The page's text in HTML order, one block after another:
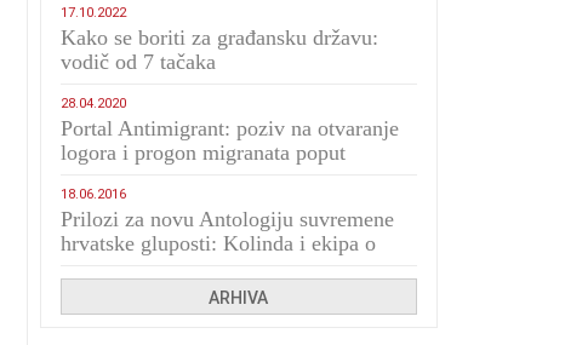
17.10.2022
Kako se boriti za građansku državu:
vodič od 7 tačaka
28.04.2020
Portal Antimigrant: poziv na otvaranje
logora i progon migranata poput
18.06.2016
Prilozi za novu Antologiju suvremene
hrvatske gluposti: Kolinda i ekipa o
ARHIVA